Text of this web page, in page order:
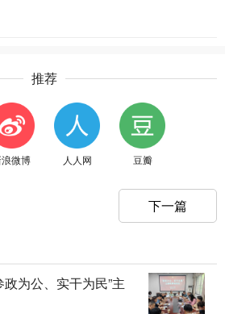
推荐
微博 人人网 豆瓣
下一篇
为公、实干为民”主